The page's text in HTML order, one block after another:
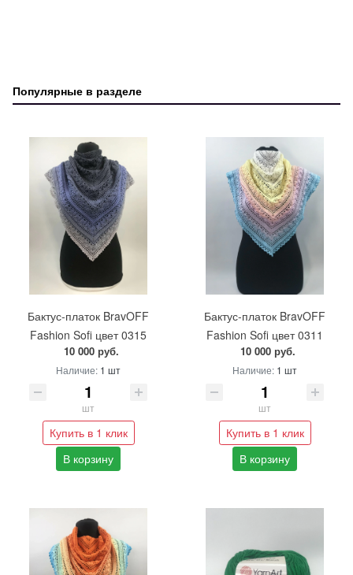
Популярные в разделе
Бактус-платок BravOFF
Fashion Sofi цвет 0315
10 000 руб.
Наличие: 1 шт
шт
Купить в 1 клик
В корзину
Бактус-платок BravOFF
Fashion Sofi цвет 0311
10 000 руб.
Наличие: 1 шт
шт
Купить в 1 клик
В корзину